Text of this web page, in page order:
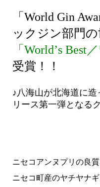
「 World Gin
ックジン部門
「 World’s Best
受賞！！
♪八海山が北海道に
リース第一弾となる
ニセコアンヌプリの良
ニセコ町産のヤチヤナ